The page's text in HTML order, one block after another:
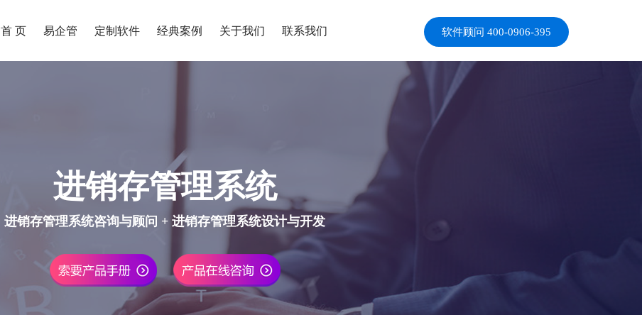
首 页 易企管 定制软件 经典案例 关于我们 联系我们 软件顾问 400-0906-395
进销存管理系统
进销存管理系统咨询与顾问 + 进销存管理系统设计与开发